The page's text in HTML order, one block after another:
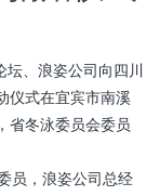
、浪姿公司向四川
仪式在宜宾市南溪
省冬泳委员会委员
员，浪姿公司总经